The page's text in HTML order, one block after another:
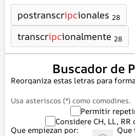
postranscripcionales 28
transcripcionalmente 28
Buscador de
Reorganiza estas letras para
Usa asteriscos (*) como comodines.
Permitir
Considere CH, LL,
Que empiezan por:
Que